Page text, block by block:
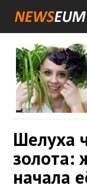
Шелуха
золота:
начала